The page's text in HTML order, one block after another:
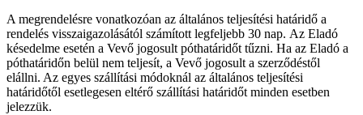
A megrendelésre vonatkozóan az általános teljesítési határidő a
rendelés visszaigazolásától számított legfeljebb 30 nap. Az Eladó
késedelme esetén a Vevő jogosult póthatáridőt tűzni. Ha az Eladó a
póthatáridőn belül nem teljesít, a Vevő jogosult a szerződéstől
elállni. Az egyes szállítási módoknál az általános teljesítési
határidőtől esetlegesen eltérő szállítási határidőt minden esetben
jelezzük.